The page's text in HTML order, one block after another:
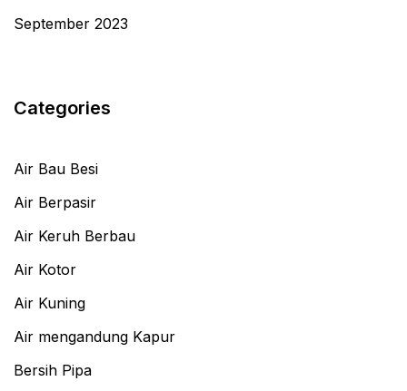
September 2023
Categories
Air Bau Besi
Air Berpasir
Air Keruh Berbau
Air Kotor
Air Kuning
Air mengandung Kapur
Bersih Pipa